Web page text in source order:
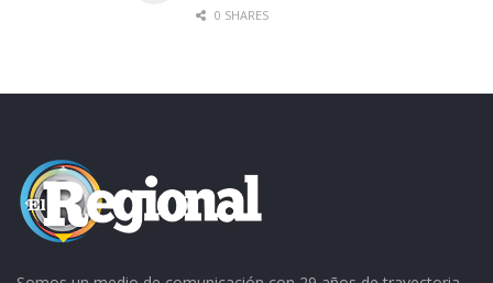
para que se sumen a esta causa y apoyen a la
0 SHARES